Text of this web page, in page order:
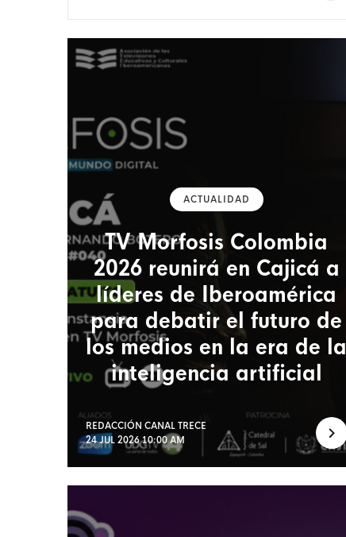
ACTUALIDAD
TV Morfosis Colombia
2026 reunirá en Cajicá a
líderes de Iberoamérica
para debatir el futuro de
los medios en la era de la
inteligencia artificial
REDACCIÓN CANAL TRECE
24 JUL 2026 10:00 AM